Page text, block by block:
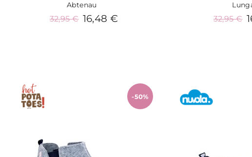
Abtenau
16,48 €
32,95 € 32,95 €
-50%